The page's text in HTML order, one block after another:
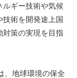
ルギー技術や気候
術を開発途上国
対策の実現を目指
、地球環境の保全